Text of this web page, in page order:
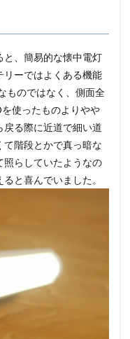
と、簡易的な懐中電灯
リーではよくある機能
ものではなく、側面全
使ったものよりやや
る際に近道で細い道
階段とかで真っ暗な
照らしていたようなの
と喜んでいました。